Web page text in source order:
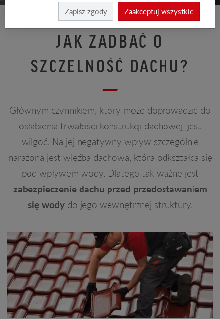
JAK ZADBAĆ O
SZCZELNOŚĆ DACHU?
Głównym czynnikiem, który może doprowadzić do
osłabienia trwałości konstrukcji dachowej, jest
wilgoć. Na jej negatywny wpływ szczególnie
narażona jest więźba dachowa, która odkształca się
pod wpływem wody. Dlatego tak ważne jest
zabezpieczenie dachu przed przedostawaniem
się wodydo jego wewnętrznej struktury.
Zapisz zgody Zaakceptuj wszystkie